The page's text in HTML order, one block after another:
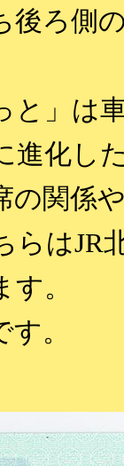
後ろ側
」は
進化し
関係
らはJR
。
。